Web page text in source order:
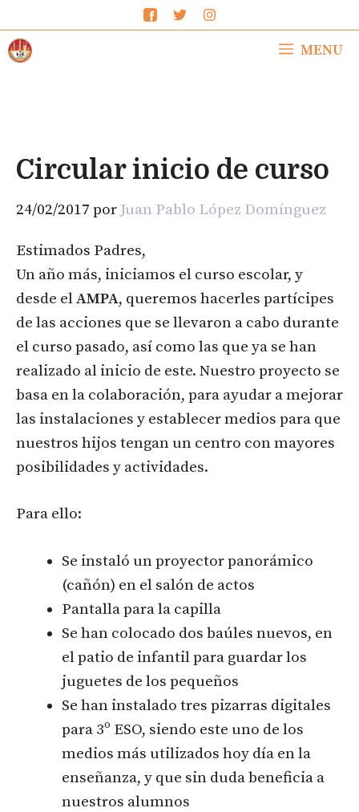
al
contenido
MENU
Circular inicio de curso
24/02/2017 por Juan Pablo López Domínguez
Estimados Padres,
Un año más, iniciamos el curso escolar, y
desde elAMPA, queremos hacerles partícipes
de las acciones que se llevaron a cabo durante
el curso pasado, así como las que ya se han
realizado al inicio de este. Nuestro proyecto se
basa en la colaboración, para ayudar a mejorar
las instalaciones y establecer medios para que
nuestros hijos tengan un centro con mayores
posibilidades y actividades.
Para ello:
Se instaló un proyector panorámico
(cañón) en el salón de actos
Pantalla para la capilla
Se han colocado dos baúles nuevos, en
el patio de infantil para guardar los
juguetes de los pequeños
Se han instalado tres pizarras digitales
para 3º ESO, siendo este uno de los
medios más utilizados hoy día en la
enseñanza, y que sin duda beneficia a
nuestros alumnos